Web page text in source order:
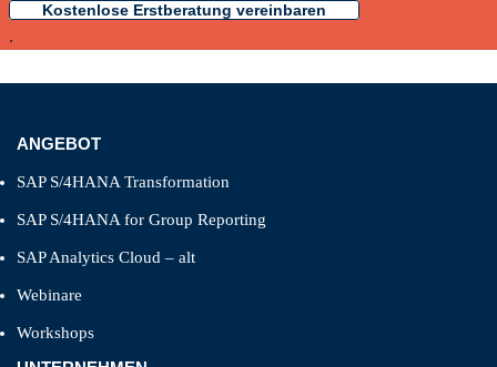
Kostenlose Erstberatung vereinbaren
.
ANGEBOT
SAP S/4HANA Transformation
SAP S/4HANA for Group Reporting
SAP Analytics Cloud – alt
Webinare
Workshops